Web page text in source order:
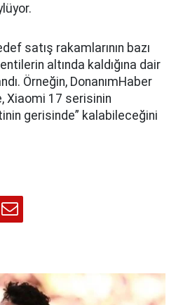
satış rakamlarının bazı
altında kaldığına dair
Örneğin, DonanımHaber
Xiaomi 17 serisinin
gerisinde” kalabileceğini